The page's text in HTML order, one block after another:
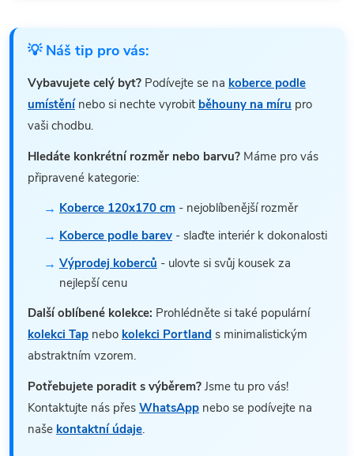
💡 Náš tip pro vás:
Vybavujete celý byt? Podívejte se na koberce podle
umístěnínebo si nechte vyrobit běhouny na míru pro
vaši chodbu.
Hledáte konkrétní rozměr nebo barvu? Máme pro vás
připravené kategorie:
Koberce 120x170 cm - nejoblíbenější rozměr
Koberce podle barev - slaďte interiér k dokonalosti
Výprodej koberců - ulovte si svůj kousek za
nejlepší cenu
Další oblíbené kolekce: Prohlédněte si také populární
kolekci Tap nebo kolekci Portland s minimalistickým
abstraktním vzorem.
Potřebujete poradit s výběrem? Jsme tu pro vás!
Kontaktujte nás přes WhatsApp nebo se podívejte na
naše kontaktní údaje.